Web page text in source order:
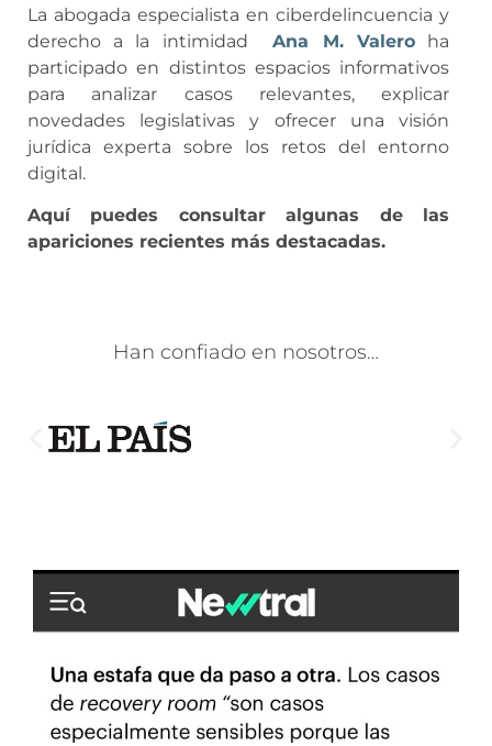
La abogada especialista en ciberdelincuencia y
derecho a la intimidad Ana M. Valero ha
participado en distintos espacios informativos
para analizar casos relevantes, explicar
novedades legislativas y ofrecer una visión
jurídica experta sobre los retos del entorno
digital.
Aquí puedes consultar algunas de las
apariciones recientes más destacadas.
Han confiado en nosotros…